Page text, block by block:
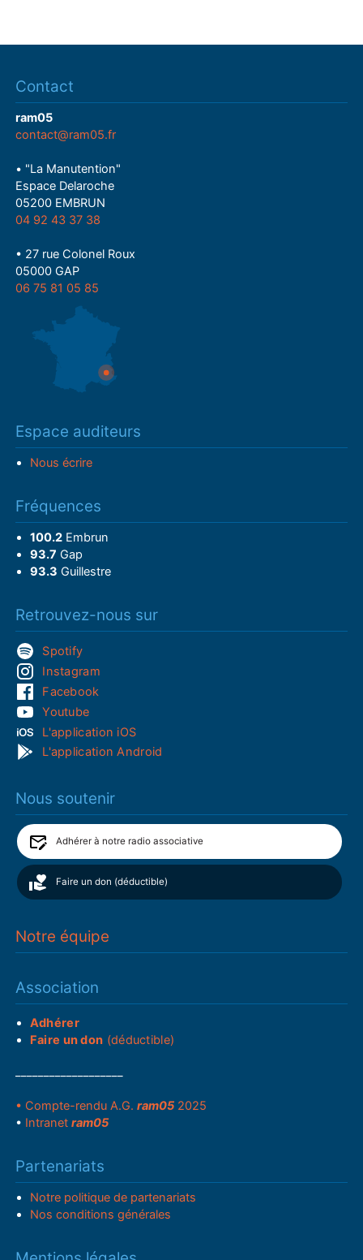
Contact
ram05
contact@ram05.fr
• "La Manutention"
Espace Delaroche
05200 EMBRUN
04 92 43 37 38
• 27 rue Colonel Roux
05000 GAP
06 75 81 05 85
Espace auditeurs
Nous écrire
Fréquences
100.2Embrun
93.7 Gap
93.3 Guillestre
Retrouvez-nous sur
Spotify
Instagram
Facebook
Youtube
L'application iOS
L'application Android
Nous soutenir
Adhérer à notre radio associative
Faire un don (déductible)
Notre équipe
Association
Adhérer
Faire un don (déductible)
• Compte-rendu A.G.ram05 2025
• Intranetram05
Partenariats
Notre politique de partenariats
Nos conditions générales